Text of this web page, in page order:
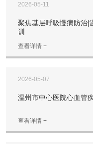
2026-05-11
聚焦基层呼吸慢病防治|
训
查看详情 +
2026-05-07
温州市中心医院心血管
查看详情 +